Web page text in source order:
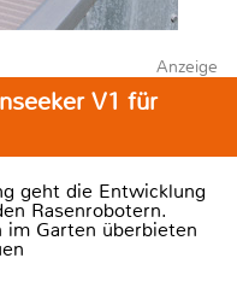
Anzeige
V1 für
geht die Entwicklung
Rasenrobotern.
im Garten überbieten